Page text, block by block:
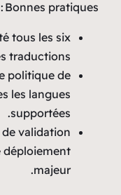
un audit de
mois,
chaque
confidentialité dans
en place un
interne avant